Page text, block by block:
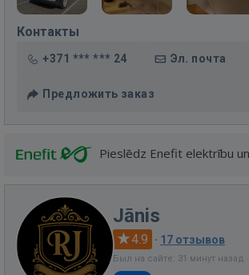
Контакты
+371 *** *** 24 Эл. почта
Предложить заказ
Pieslēdz Enefit elektrību
Jānis
4.9 · 17 отзывов
Был на сайте: 31 минут назад